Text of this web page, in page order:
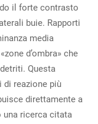
il forte contrasto
buie. Rapporti
media
d’ombra» che
Questa
di reazione più
direttamente a
una ricerca citata